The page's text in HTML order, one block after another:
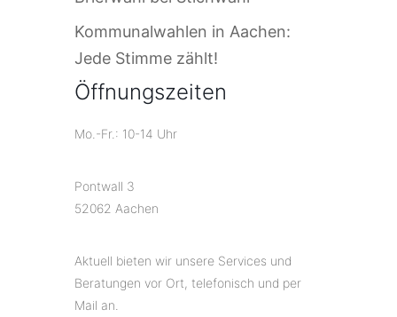
Kommunalwahlen in Aachen:
Jede Stimme zählt!
Öffnungszeiten
Mo.-Fr.: 10-14 Uhr
Pontwall 3
52062 Aachen
Aktuell bieten wir unsere Services und
Beratungen vor Ort, telefonisch und per
Mail an.